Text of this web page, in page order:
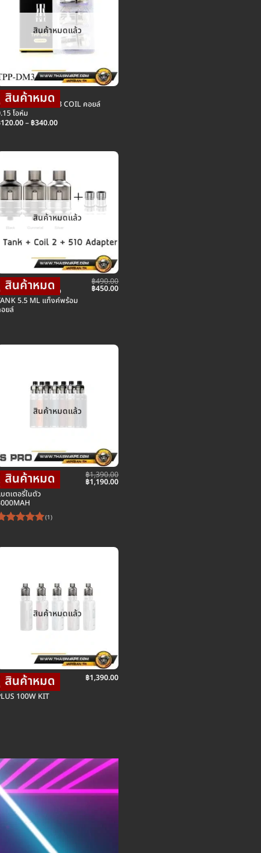
สินค้าหมดแล้ว
คอยล์บุหรี่ไฟฟ้า
TPP DM3 COIL คอยล์
โอห์ม
120.00–฿340.00Price
฿340.00
สินค้าหมดแล้ว
คอยล์บุหรี่ไฟฟ้า
TPP POD
5.5 ML แท็งค์พร้อม
ยล์
฿490.00
Original
฿450.00Current
สินค้าหมดแล้ว
พอตบุหรี่ไฟฟ้า
S PRO 80W
ตเตอรี่ในตัว
5 คะแนน
(1)
฿1,390.00
Original
price
฿1,190.00Current
สินค้าหมดแล้ว
พอตบุหรี่ไฟฟ้า
DRAG X
100W KIT
฿1,390.00